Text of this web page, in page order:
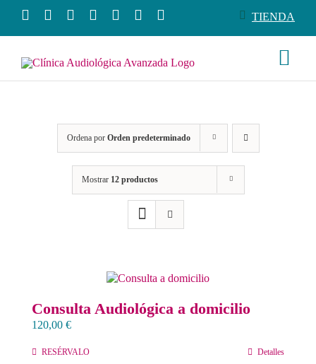
contenido
TIENDA
Productos
Ordena por Orden predeterminado
Mostrar 12 productos
Consulta Audiológica a domicilio
120,00 €
RESÉRVALO Detalles